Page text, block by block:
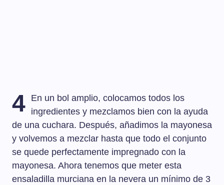
4 En un bol amplio, colocamos todos los
ingredientes y mezclamos bien con la ayuda
de una cuchara. Después, añadimos la mayonesa
y volvemos a mezclar hasta que todo el conjunto
se quede perfectamente impregnado con la
mayonesa. Ahora tenemos que meter esta
ensaladilla murciana en la nevera un mínimo de 3